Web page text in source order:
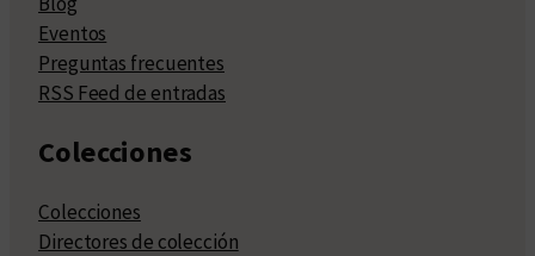
Eventos
Preguntas frecuentes
RSS Feed de entradas
Colecciones
Colecciones
Directores de colección